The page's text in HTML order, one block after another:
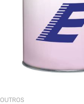
OUTROS